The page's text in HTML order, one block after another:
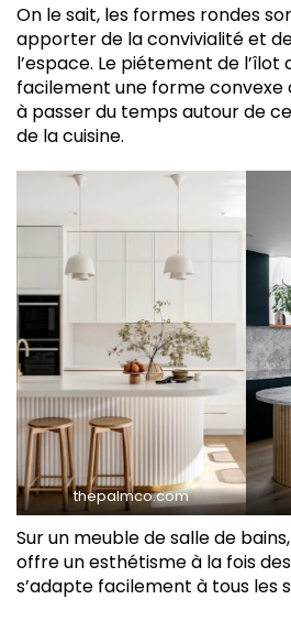
On le sait, les formes rondes
apporter de la convivialité et
l’espace. Le piétement de
facilement une forme convexe
à passer du temps autour de
de la cuisine.
thepalmco.com
Sur un meuble de salle de
offre un esthétisme à la fois
s’adapte facilement à tous les